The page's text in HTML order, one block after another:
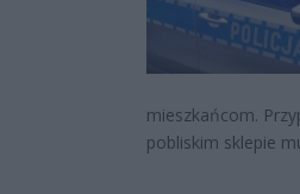
mieszkańcom.
pobliskim sklepie